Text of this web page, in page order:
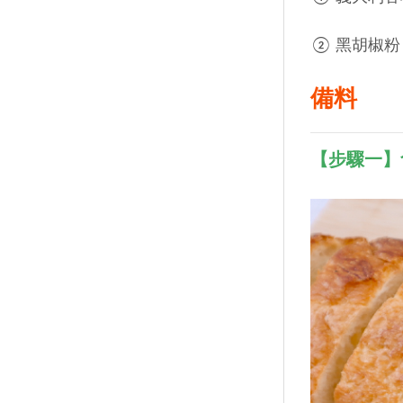
② 黑胡椒粉
備料
【步驟一